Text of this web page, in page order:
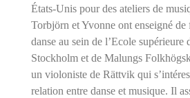
États-Unis pour des ateliers de
Torbjörn et Yvonne ont enseigné de
danse au sein de l’Ecole supérieure
Stockholm et de Malungs
un violoniste de Rättvik qui
relation entre danse et musique. Il